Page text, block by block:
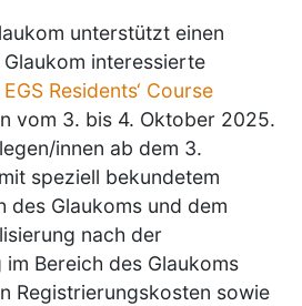
unterstützt einen
interessierte
EGS Residents‘ Course
vom 3. bis 4. Oktober 2025.
innen ab dem 3.
speziell bekundetem
des Glaukoms und dem
nach der
Bereich des Glaukoms
Registrierungskosten sowie